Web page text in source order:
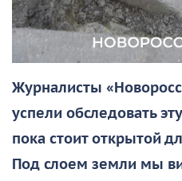
Журналисты
успели обследовать
пока стоит открытой
Под слоем земли мы